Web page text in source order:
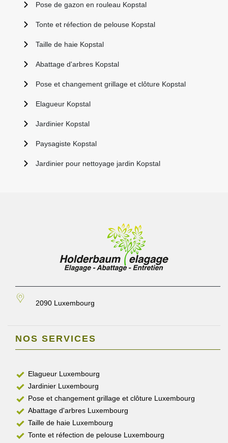
Pose de gazon en rouleau Kopstal
Tonte et réfection de pelouse Kopstal
Taille de haie Kopstal
Abattage d'arbres Kopstal
Pose et changement grillage et clôture Kopstal
Elagueur Kopstal
Jardinier Kopstal
Paysagiste Kopstal
Jardinier pour nettoyage jardin Kopstal
2090 Luxembourg
NOS SERVICES
Elagueur Luxembourg
Jardinier Luxembourg
Pose et changement grillage et clôture Luxembourg
Abattage d'arbres Luxembourg
Taille de haie Luxembourg
Tonte et réfection de pelouse Luxembourg